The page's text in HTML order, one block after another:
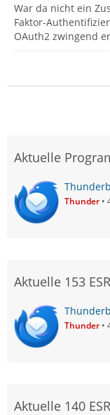
War da nicht ein
Faktor-
OAuth2 zwingend
Aktuelle
Thunder
Aktuelle 153
Thunder
Aktuelle 140